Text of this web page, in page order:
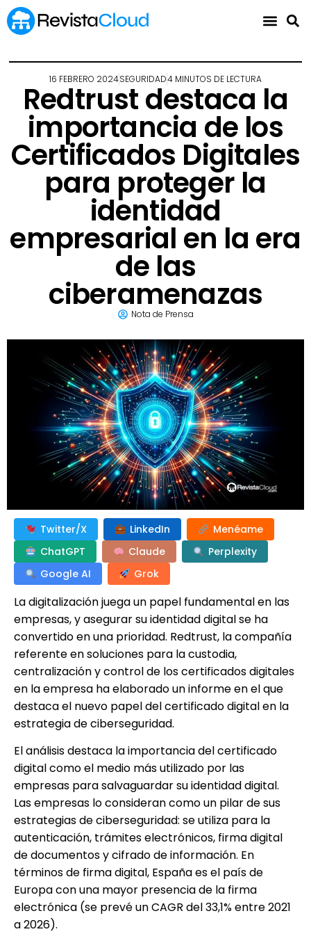
16 FEBRERO 2024SEGURIDAD4 MINUTOS DE LECTURA
Redtrust destaca la
importancia de los
Certificados Digitales
para proteger la
identidad
empresarial en la era
de las
ciberamenazas
Nota de Prensa
Twitter/X LinkedIn
Menéame
ChatGPT
Claude
Perplexity
Google AI
Grok
La digitalización juega un papel fundamental en las
empresas, y asegurar su identidad digital se ha
convertido en una prioridad. Redtrust, la compañía
referente en soluciones para la custodia,
centralización y control de los certificados digitales
en la empresa ha elaborado un informe en el que
destaca el nuevo papel del certificado digital en la
estrategia de ciberseguridad.
El análisis destaca la importancia del certificado
digital como el medio más utilizado por las
empresas para salvaguardar su identidad digital.
Las empresas lo consideran como un pilar de sus
estrategias de ciberseguridad: se utiliza para la
autenticación, trámites electrónicos, firma digital
de documentos y cifrado de información. En
términos de firma digital, España es el país de
Europa con una mayor presencia de la firma
electrónica (se prevé un CAGR del 33,1% entre 2021
a 2026).